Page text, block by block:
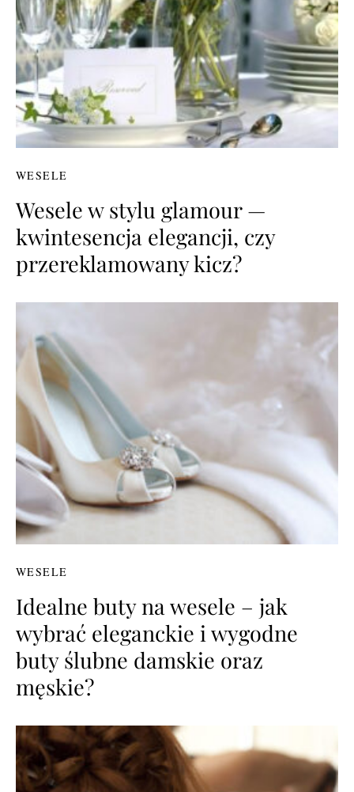
WESELE
Wesele w stylu glamour —
kwintesencja elegancji, czy
przereklamowany kicz?
WESELE
Idealne buty na wesele – jak
wybrać eleganckie i wygodne
buty ślubne damskie oraz
męskie?